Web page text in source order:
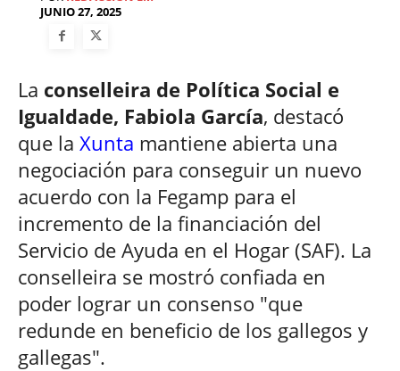
JUNIO 27, 2025
La conselleira de Política Social e
Igualdade, Fabiola García, destacó
que la Xunta mantiene abierta una
negociación para conseguir un nuevo
acuerdo con la Fegamp para el
incremento de la financiación del
Servicio de Ayuda en el Hogar (SAF). La
conselleira se mostró confiada en
poder lograr un consenso "que
redunde en beneficio de los gallegos y
gallegas".